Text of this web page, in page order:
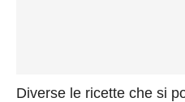
Diverse le ricette che si